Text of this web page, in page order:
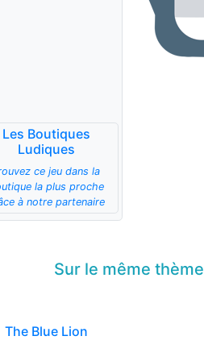
Les Boutiques
Ludiques
ce jeu dans la
la plus proche
à notre partenaire
Sur le même thème
The Blue Lion